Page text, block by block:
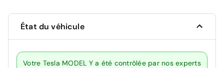
État du véhicule
Votre Tesla MODEL Y a été contrôlée par nos experts